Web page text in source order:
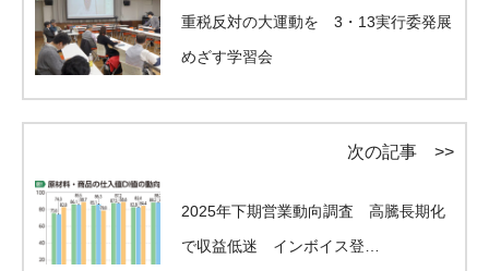
重税反対の大運動を 3・13実行委発展
めざす学習会
次の記事 >>
2025年下期営業動向調査 高騰長期化
で収益低迷 インボイス登…